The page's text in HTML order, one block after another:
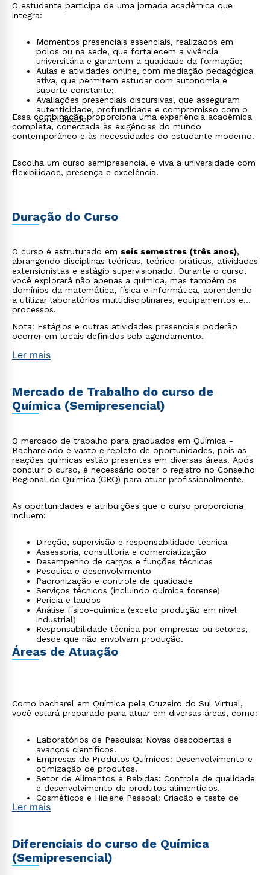
O estudante participa de uma jornada acadêmica que
integra:
Momentos presenciais essenciais, realizados em
polos ou na sede, que fortalecem a vivência
universitária e garantem a qualidade da formação;
Aulas e atividades online, com mediação pedagógica
ativa, que permitem estudar com autonomia e
suporte constante;
Avaliações presenciais discursivas, que asseguram
autenticidade, profundidade e compromisso com o
aprendizado.
Essa combinação proporciona uma experiência acadêmica
completa, conectada às exigências do mundo
contemporâneo e às necessidades do estudante moderno.
Escolha um curso semipresencial e viva a universidade com
flexibilidade, presença e excelência.
Duração do Curso
O curso é estruturado em seis semestres (três anos),
abrangendo disciplinas teóricas, teórico-práticas, atividades
extensionistas e estágio supervisionado. Durante o curso,
você explorará não apenas a química, mas também os
domínios da matemática, física e informática, aprendendo
a utilizar laboratórios multidisciplinares, equipamentos e
processos.
Nota: Estágios e outras atividades presenciais poderão
ocorrer em locais definidos sob agendamento.
Ler mais
Mercado de Trabalho do curso de
Química (Semipresencial)
O mercado de trabalho para graduados em Química -
Bacharelado é vasto e repleto de oportunidades, pois as
reações químicas estão presentes em diversas áreas. Após
concluir o curso, é necessário obter o registro no Conselho
Regional de Química (CRQ) para atuar profissionalmente.
As oportunidades e atribuições que o curso proporciona
incluem:
Direção, supervisão e responsabilidade técnica
Assessoria, consultoria e comercialização
Desempenho de cargos e funções técnicas
Pesquisa e desenvolvimento
Padronização e controle de qualidade
Serviços técnicos (incluindo química forense)
Perícia e laudos
Análise físico-química (exceto produção em nível
industrial)
Responsabilidade técnica por empresas ou setores,
desde que não envolvam produção.
Áreas de Atuação
Como bacharel em Química pela Cruzeiro do Sul Virtual,
você estará preparado para atuar em diversas áreas, como:
Laboratórios de Pesquisa: Novas descobertas e
avanços científicos.
Empresas de Produtos Químicos: Desenvolvimento e
otimização de produtos.
Setor de Alimentos e Bebidas: Controle de qualidade
e desenvolvimento de produtos alimentícios.
Cosméticos e Higiene Pessoal: Criação e teste de
produtos cosméticos.
Ler mais
Diferenciais do curso de Química
(Semipresencial)